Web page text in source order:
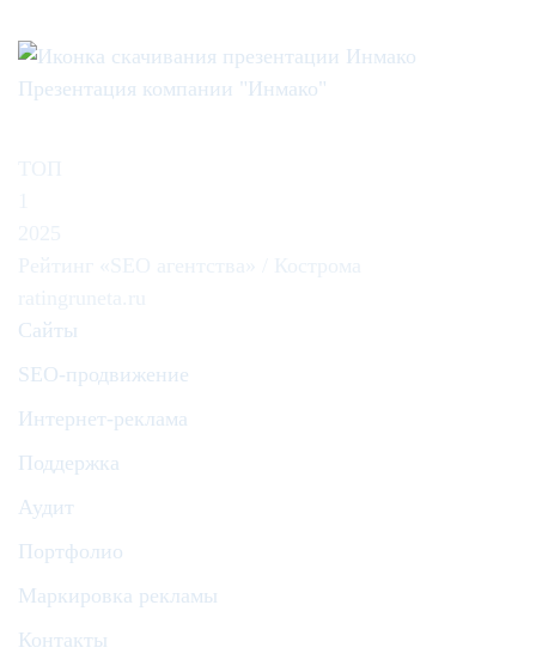
Презентация компании "Инмако"
Сайты
SEO-продвижение
Интернет-реклама
Поддержка
Аудит
Портфолио
Маркировка рекламы
Контакты